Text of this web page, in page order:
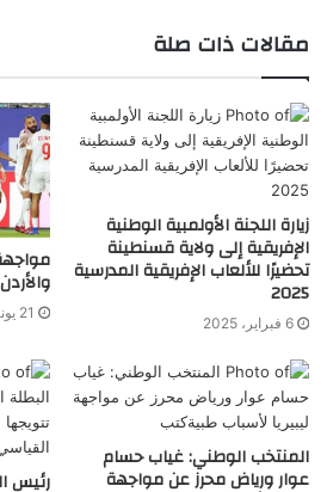
مقالات ذات صلة
زيارة اللجنة الأولمبية الوطنية
الإفريقية إلى ولاية قسنطينة
تحضيرًا للألعاب الإفريقية المدرسية
2025
6 فبراير، 2025
21 يونيو، 2026
المنتخب الوطني: غياب حسام
عوار ورياض محرز عن مواجهة رئيس